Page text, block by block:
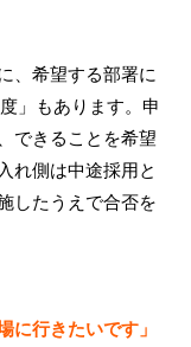
、希望する部署に
」もあります。申
できることを希望
れ側は中途採用と
したうえで合否を
に行きたいです」